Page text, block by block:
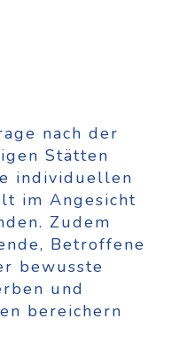
nach der
Stätten
individuellen
im Angesicht
Zudem
Betroffene
bewusste
und
bereichern